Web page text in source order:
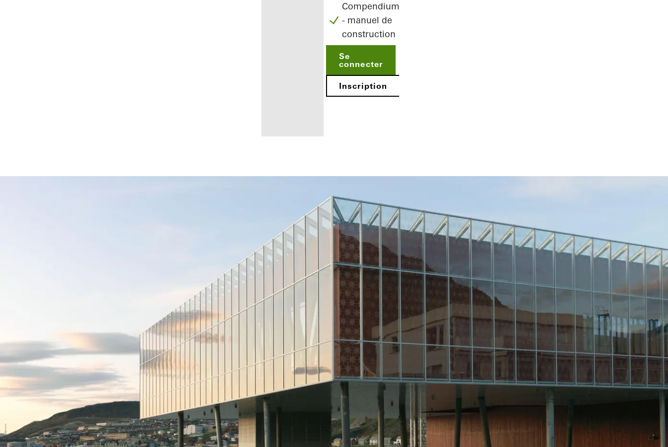
pour vous en
qu'architecte
inscrit
Découvrez
Espace de
travail
Compendium
- manuel de
construction
Se
connecter
Inscription